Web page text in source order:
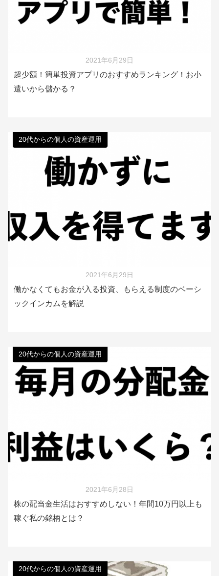
2021年6月29日
超少額！簡単投資アプリのおすすめランキング！お小
遣いから儲かる？
20代からの個人の資産運用
2021年6月29日
働かなくてもお金が入る投資、もらえる制度のベーシ
ックインカムを解説
20代からの個人の資産運用
2021年6月28日
株の配当金生活はおすすめしない！年間10万円以上も
稼ぐ私の銘柄とは？
20代からの個人の資産運用